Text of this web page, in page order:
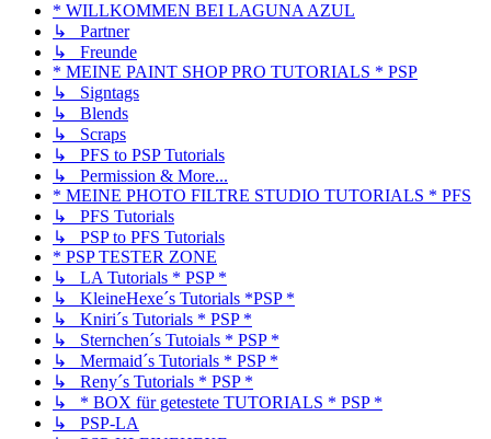
* WILLKOMMEN BEI LAGUNA AZUL
↳ Partner
↳ Freunde
* MEINE PAINT SHOP PRO TUTORIALS * PSP
↳ Signtags
↳ Blends
↳ Scraps
↳ PFS to PSP Tutorials
↳ Permission & More...
* MEINE PHOTO FILTRE STUDIO TUTORIALS * PFS
↳ PFS Tutorials
↳ PSP to PFS Tutorials
* PSP TESTER ZONE
↳ LA Tutorials * PSP *
↳ KleineHexe´s Tutorials *PSP *
↳ Kniri´s Tutorials * PSP *
↳ Sternchen´s Tutoials * PSP *
↳ Mermaid´s Tutorials * PSP *
↳ Reny´s Tutorials * PSP *
↳ * BOX für getestete TUTORIALS * PSP *
↳ PSP-LA